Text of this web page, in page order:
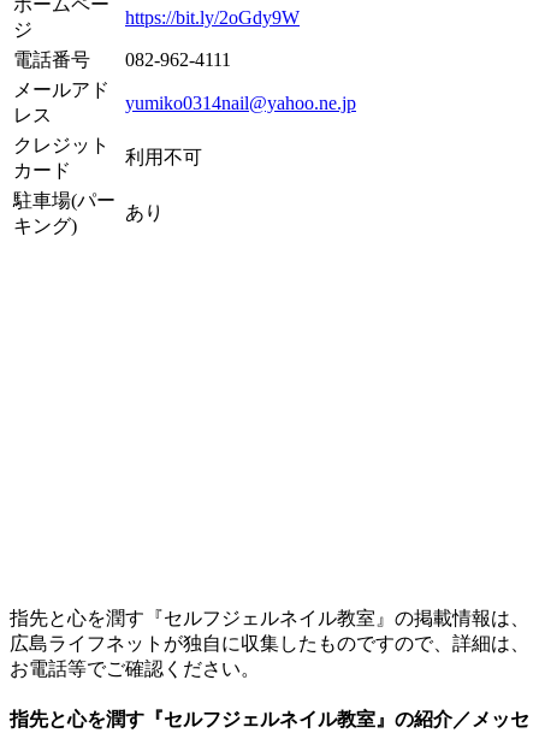
ホームペー
ジ
https://bit.ly/2oGdy9W
電話番号
082-962-4111
メールアド
レス
yumiko0314nail@yahoo.ne.jp
クレジット
カード
利用不可
駐車場(パー
キング)
あり
指先と心を潤す『セルフジェルネイル教室』の掲載情報は、
広島ライフネットが独自に収集したものですので、詳細は、
お電話等でご確認ください。
指先と心を潤す『セルフジェルネイル教室』の紹介／メッセ